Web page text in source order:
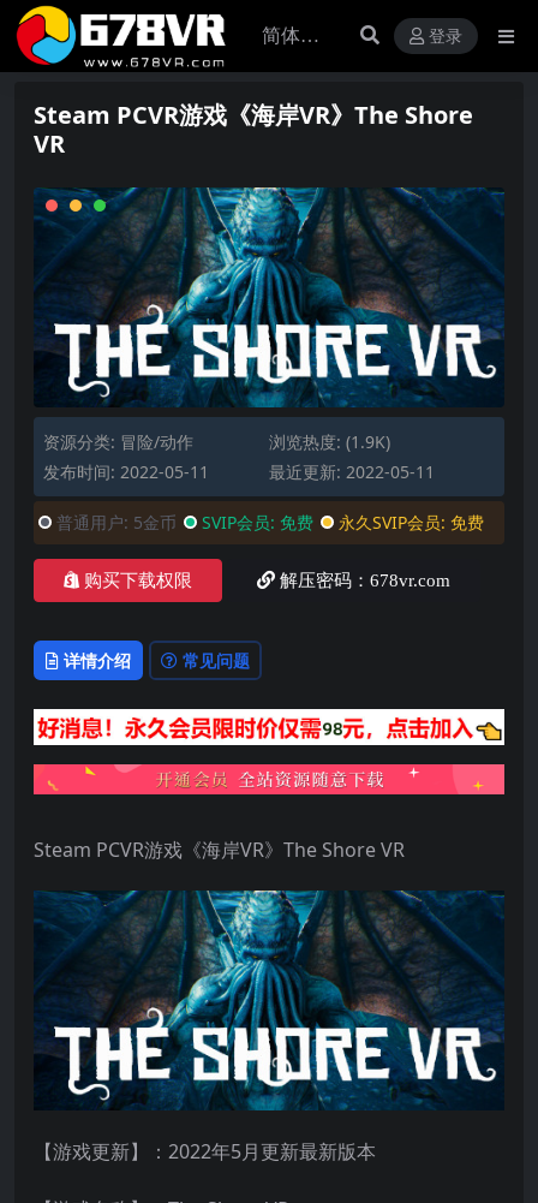
登录
Steam PCVR游戏《海岸VR》The Shore
VR
资源分类: 冒险/动作
浏览热度: (1.9K)
发布时间: 2022-05-11
最近更新: 2022-05-11
普通用户: 5金币 SVIP会员: 免费 永久SVIP会员: 免费
购买下载权限 解压密码：678vr.com
详情介绍 常见问题
Steam PCVR游戏《海岸VR》The Shore VR
【游戏更新】：2022年5月更新最新版本